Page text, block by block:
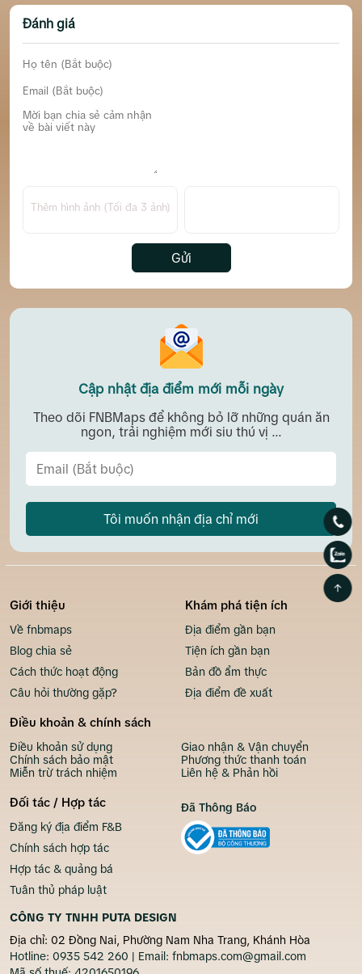
Đánh giá
Thêm hình ảnh (Tối đa 3 ảnh)
Gửi
Cập nhật địa điểm mới mỗi ngày
Theo dõi FNBMaps để không bỏ lỡ những quán ăn
ngon, trải nghiệm mới siu thú vị ...
Tôi muốn nhận địa chỉ mới
Giới thiệu
Về fnbmaps
Blog chia sẻ
Cách thức hoạt động
Câu hỏi thường gặp?
Khám phá tiện ích
Địa điểm gần bạn
Tiện ích gần bạn
Bản đồ ẩm thực
Địa điểm đề xuất
Điều khoản & chính sách
Điều khoản sử dụng
Chính sách bảo mật
Miễn trừ trách nhiệm
Giao nhận & Vận chuyển
Phương thức thanh toán
Liên hệ & Phản hồi
Đối tác / Hợp tác
Đăng ký địa điểm F&B
Chính sách hợp tác
Hợp tác & quảng bá
Tuân thủ pháp luật
CÔNG TY TNHH PUTA DESIGN
Địa chỉ: 02 Đồng Nai, Phường Nam Nha Trang, Khánh Hòa
Hotline: 0935 542 260 | Email: fnbmaps.com@gmail.com
Đã Thông Báo